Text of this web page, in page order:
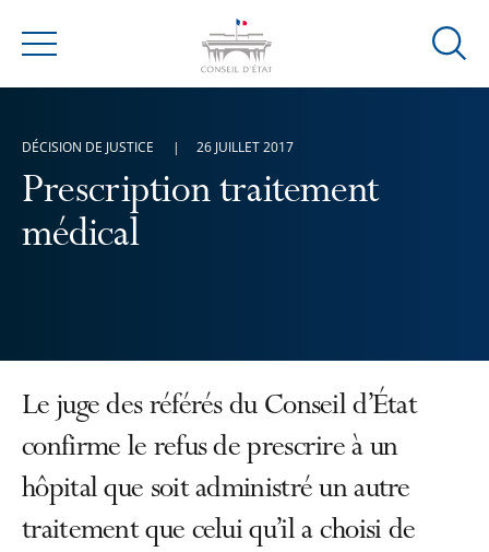
Menu
Ouvrir
Prescription traitement
médical
DÉCISION DE JUSTICE 26 JUILLET 2017
Le juge des référés du Conseil d’État
confirme le refus de prescrire à un
hôpital que soit administré un autre
traitement que celui qu’il a choisi de